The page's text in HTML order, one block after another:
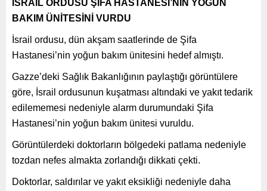
İSRAİL ORDUSU ŞİFA HASTANESİ’NİN YOĞUN
BAKIM ÜNİTESİNİ VURDU
İsrail ordusu, dün akşam saatlerinde de Şifa
Hastanesi’nin yoğun bakım ünitesini hedef almıştı.
Gazze’deki Sağlık Bakanlığının paylaştığı görüntülere
göre, İsrail ordusunun kuşatması altındaki ve yakıt tedarik
edilememesi nedeniyle alarm durumundaki Şifa
Hastanesi’nin yoğun bakım ünitesi vuruldu.
Görüntülerdeki doktorların bölgedeki patlama nedeniyle
tozdan nefes almakta zorlandığı dikkati çekti.
Doktorlar, saldırılar ve yakıt eksikliği nedeniyle daha